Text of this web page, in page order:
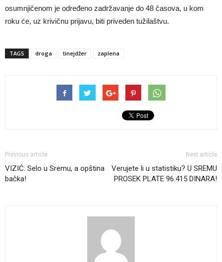
osumnjičenom je određeno zadržavanje do 48 časova, u kom
roku će, uz krivičnu prijavu, biti priveden tužilaštvu.
TAGS droga tinejdžer zaplena
Previous article
VIZIĆ: Selo u Sremu, a opština
bačka!
Next article
Verujete li u statistiku? U SREMU
PROSEK PLATE 96.415 DINARA!